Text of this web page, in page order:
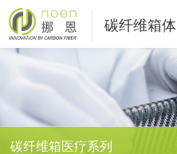
碳纤维箱体
碳纤维箱医疗系列